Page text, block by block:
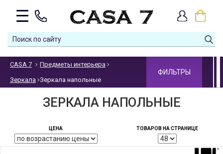
CASA 7 Предметы интерьера
Зеркала Зеркала напольные
ФИЛЬТРЫ
ЗЕРКАЛА НАПОЛЬНЫЕ
ЦЕНА ТОВАРОВ НА СТРАНИЦЕ